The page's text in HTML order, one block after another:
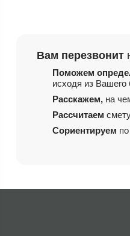
Вам перезвонит
Поможем
исходя из Вашего
Расскажем, на
Рассчитаем
Сориентируем